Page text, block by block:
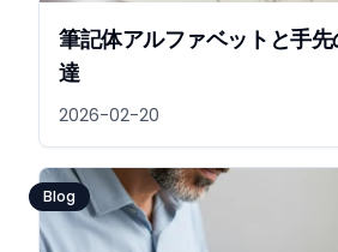
筆記体アルファベットと手
達
2026-02-20
Blog